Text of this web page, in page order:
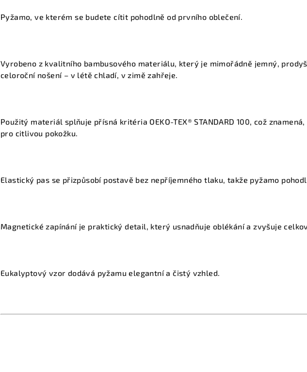
Pyžamo, ve kterém se budete cítit pohodlně od prvního oblečení.
Vyrobeno z kvalitního bambusového materiálu, který je mimořádně jemný,
celoroční nošení – v létě chladí, v zimě zahřeje.
Použitý materiál splňuje přísná kritéria OEKO-TEX® STANDARD 100, což
pro citlivou pokožku.
Elastický pas se přizpůsobí postavě bez nepříjemného tlaku, takže pyžamo
Magnetické zapínání je praktický detail, který usnadňuje oblékání a zvyšuje
Eukalyptový vzor dodává pyžamu elegantní a čistý vzhled.